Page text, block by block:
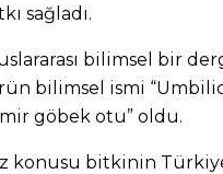
sağladı.
bilimsel bir
bilimsel ismi
göbek otu” oldu.
konusu bitkinin